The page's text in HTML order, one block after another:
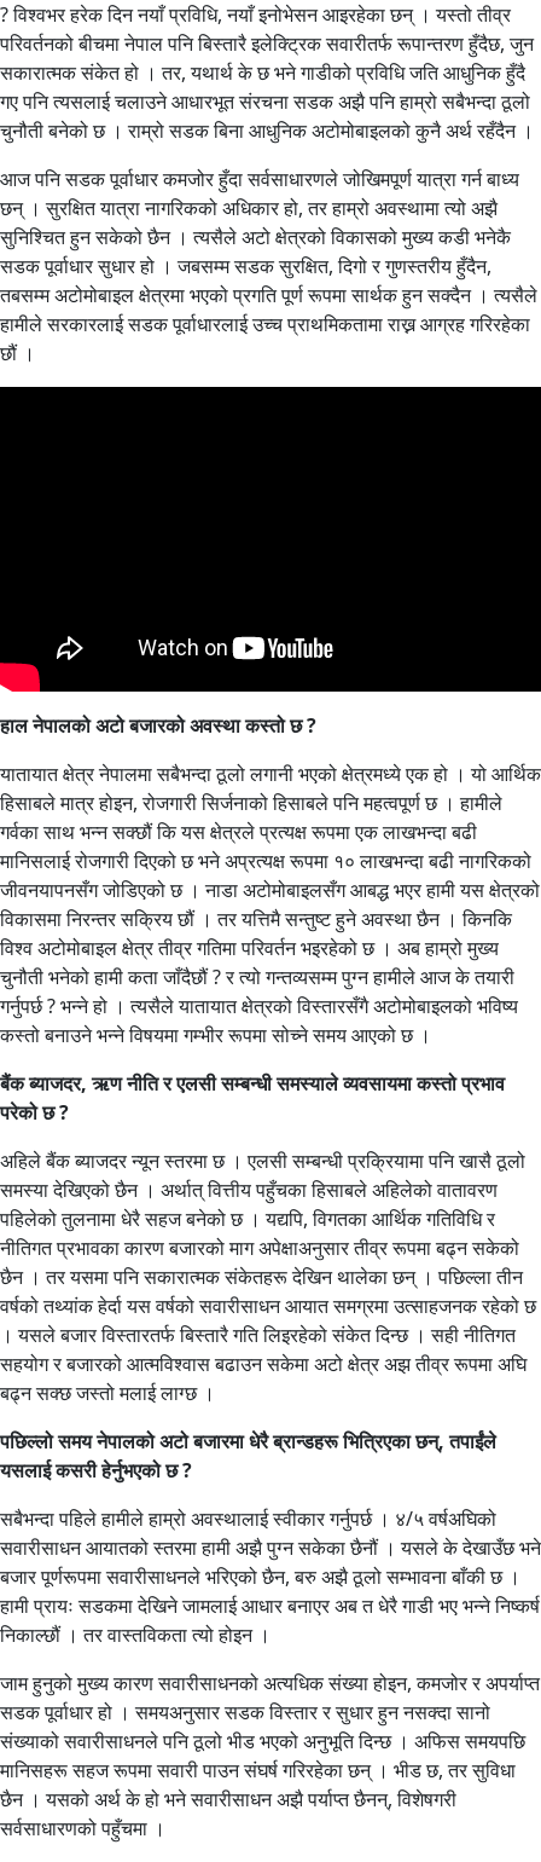
? विश्वभर हरेक दिन नयाँ प्रविधि, नयाँ इनोभेसन आइरहेका छन् । यस्तो तीव्र
परिवर्तनको बीचमा नेपाल पनि बिस्तारै इलेक्ट्रिक सवारीतर्फ रूपान्तरण हुँदैछ, जुन
सकारात्मक संकेत हो । तर, यथार्थ के छ भने गाडीको प्रविधि जति आधुनिक हुँदै
गए पनि त्यसलाई चलाउने आधारभूत संरचना सडक अझै पनि हाम्रो सबैभन्दा ठूलो
चुनौती बनेको छ । राम्रो सडक बिना आधुनिक अटोमोबाइलको कुनै अर्थ रहँदैन ।
आज पनि सडक पूर्वाधार कमजोर हुँदा सर्वसाधारणले जोखिमपूर्ण यात्रा गर्न बाध्य
छन् । सुरक्षित यात्रा नागरिकको अधिकार हो, तर हाम्रो अवस्थामा त्यो अझै
सुनिश्चित हुन सकेको छैन । त्यसैले अटो क्षेत्रको विकासको मुख्य कडी भनेकै
सडक पूर्वाधार सुधार हो । जबसम्म सडक सुरक्षित, दिगो र गुणस्तरीय हुँदैन,
तबसम्म अटोमोबाइल क्षेत्रमा भएको प्रगति पूर्ण रूपमा सार्थक हुन सक्दैन । त्यसैले
हामीले सरकारलाई सडक पूर्वाधारलाई उच्च प्राथमिकतामा राख्न आग्रह गरिरहेका
छौं ।
हाल नेपालको अटो बजारको अवस्था कस्तो छ ?
यातायात क्षेत्र नेपालमा सबैभन्दा ठूलो लगानी भएको क्षेत्रमध्ये एक हो । यो आर्थिक
हिसाबले मात्र होइन, रोजगारी सिर्जनाको हिसाबले पनि महत्वपूर्ण छ । हामीले
गर्वका साथ भन्न सक्छौं कि यस क्षेत्रले प्रत्यक्ष रूपमा एक लाखभन्दा बढी
मानिसलाई रोजगारी दिएको छ भने अप्रत्यक्ष रूपमा १० लाखभन्दा बढी नागरिकको
जीवनयापनसँग जोडिएको छ । नाडा अटोमोबाइलसँग आबद्ध भएर हामी यस क्षेत्रको
विकासमा निरन्तर सक्रिय छौं । तर यत्तिमै सन्तुष्ट हुने अवस्था छैन । किनकि
विश्व अटोमोबाइल क्षेत्र तीव्र गतिमा परिवर्तन भइरहेको छ । अब हाम्रो मुख्य
चुनौती भनेको हामी कता जाँदैछौं ? र त्यो गन्तव्यसम्म पुग्न हामीले आज के तयारी
गर्नुपर्छ ? भन्ने हो । त्यसैले यातायात क्षेत्रको विस्तारसँगै अटोमोबाइलको भविष्य
कस्तो बनाउने भन्ने विषयमा गम्भीर रूपमा सोच्ने समय आएको छ ।
बैंक ब्याजदर, ऋण नीति र एलसी सम्बन्धी समस्याले व्यवसायमा कस्तो प्रभाव
परेको छ ?
अहिले बैंक ब्याजदर न्यून स्तरमा छ । एलसी सम्बन्धी प्रक्रियामा पनि खासै ठूलो
समस्या देखिएको छैन । अर्थात् वित्तीय पहुँचका हिसाबले अहिलेको वातावरण
पहिलेको तुलनामा धेरै सहज बनेको छ । यद्यपि, विगतका आर्थिक गतिविधि र
नीतिगत प्रभावका कारण बजारको माग अपेक्षाअनुसार तीव्र रूपमा बढ्न सकेको
छैन । तर यसमा पनि सकारात्मक संकेतहरू देखिन थालेका छन् । पछिल्ला तीन
वर्षको तथ्यांक हेर्दा यस वर्षको सवारीसाधन आयात समग्रमा उत्साहजनक रहेको छ
। यसले बजार विस्तारतर्फ बिस्तारै गति लिइरहेको संकेत दिन्छ । सही नीतिगत
सहयोग र बजारको आत्मविश्वास बढाउन सकेमा अटो क्षेत्र अझ तीव्र रूपमा अघि
बढ्न सक्छ जस्तो मलाई लाग्छ ।
पछिल्लो समय नेपालको अटो बजारमा धेरै ब्रान्डहरू भित्रिएका छन्, तपाईंले
यसलाई कसरी हेर्नुभएको छ ?
सबैभन्दा पहिले हामीले हाम्रो अवस्थालाई स्वीकार गर्नुपर्छ । ४/५ वर्षअघिको
सवारीसाधन आयातको स्तरमा हामी अझै पुग्न सकेका छैनौं । यसले के देखाउँछ भने
बजार पूर्णरूपमा सवारीसाधनले भरिएको छैन, बरु अझै ठूलो सम्भावना बाँकी छ ।
हामी प्रायः सडकमा देखिने जामलाई आधार बनाएर अब त धेरै गाडी भए भन्ने निष्कर्ष
निकाल्छौं । तर वास्तविकता त्यो होइन ।
जाम हुनुको मुख्य कारण सवारीसाधनको अत्यधिक संख्या होइन, कमजोर र अपर्याप्त
सडक पूर्वाधार हो । समयअनुसार सडक विस्तार र सुधार हुन नसक्दा सानो
संख्याको सवारीसाधनले पनि ठूलो भीड भएको अनुभूति दिन्छ । अफिस समयपछि
मानिसहरू सहज रूपमा सवारी पाउन संघर्ष गरिरहेका छन् । भीड छ, तर सुविधा
छैन । यसको अर्थ के हो भने सवारीसाधन अझै पर्याप्त छैनन्, विशेषगरी
सर्वसाधारणको पहुँचमा ।